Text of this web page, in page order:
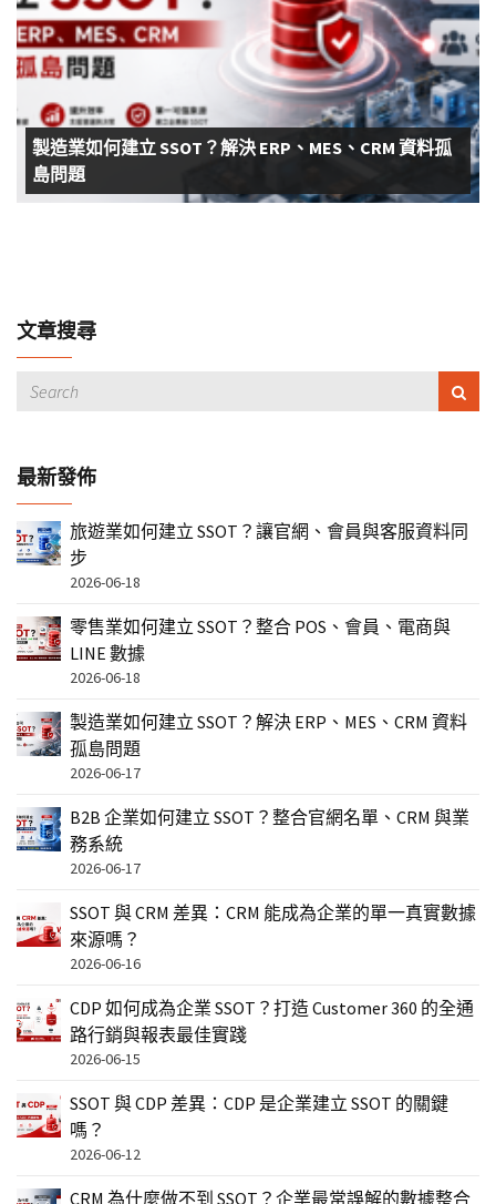
製造業如何建立 SSOT？解決 ERP、MES、CRM 資料孤
島問題
文章搜尋
最新發佈
旅遊業如何建立 SSOT？讓官網、會員與客服資料同
步
2026-06-18
零售業如何建立 SSOT？整合 POS、會員、電商與
LINE 數據
2026-06-18
製造業如何建立 SSOT？解決 ERP、MES、CRM 資料
孤島問題
2026-06-17
B2B 企業如何建立 SSOT？整合官網名單、CRM 與業
務系統
2026-06-17
SSOT 與 CRM 差異：CRM 能成為企業的單一真實數據
來源嗎？
2026-06-16
CDP 如何成為企業 SSOT？打造 Customer 360 的全通
路行銷與報表最佳實踐
2026-06-15
SSOT 與 CDP 差異：CDP 是企業建立 SSOT 的關鍵
嗎？
2026-06-12
CRM 為什麼做不到 SSOT？企業最常誤解的數據整合